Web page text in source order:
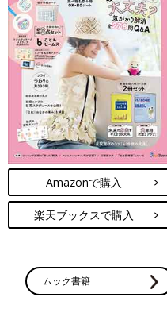
Amazonで購入
楽天ブックスで購入
ムック書籍